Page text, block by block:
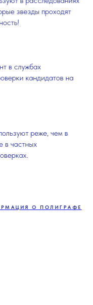
звезды проходят
в службах
кандидатов на
реже, чем в
частных
О ПОЛИГРАФЕ